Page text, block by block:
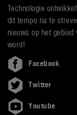
Technologie
dit tempo na te
nieuws op het
word!
Facebook
Twitter
Youtube